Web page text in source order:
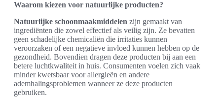
Waarom kiezen voor natuurlijke producten?
Natuurlijke schoonmaakmiddelen zijn gemaakt van
ingrediënten die zowel effectief als veilig zijn. Ze bevatten
geen schadelijke chemicaliën die irritaties kunnen
veroorzaken of een negatieve invloed kunnen hebben op de
gezondheid. Bovendien dragen deze producten bij aan een
betere luchtkwaliteit in huis. Consumenten voelen zich vaak
minder kwetsbaar voor allergieën en andere
ademhalingsproblemen wanneer ze deze producten
gebruiken.